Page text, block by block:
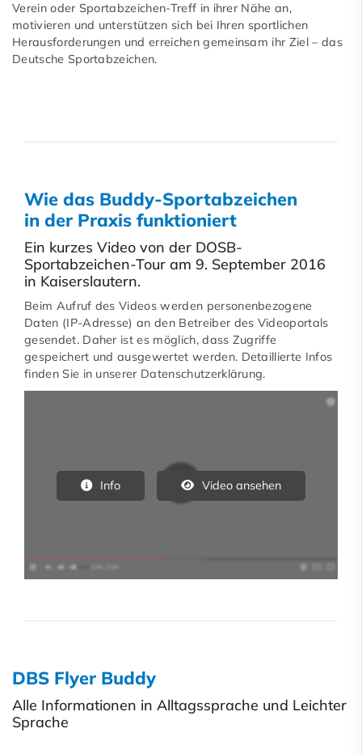
Verein oder Sportabzeichen-Treff in ihrer Nähe an,
motivieren und unterstützen sich bei Ihren sportlichen
Herausforderungen und erreichen gemeinsam ihr Ziel – das
Deutsche Sportabzeichen.
Wie das Buddy-Sportabzeichen
in der Praxis funktioniert
Ein kurzes Video von der DOSB-
Sportabzeichen-Tour am 9. September 2016
in Kaiserslautern.
Beim Aufruf des Videos werden personenbezogene
Daten (IP-Adresse) an den Betreiber des Videoportals
gesendet. Daher ist es möglich, dass Zugriffe
gespeichert und ausgewertet werden. Detaillierte Infos
finden Sie in unserer Datenschutzerklärung.
Info Video ansehen
DBS Flyer Buddy
Alle Informationen in Alltagssprache und Leichter
Sprache